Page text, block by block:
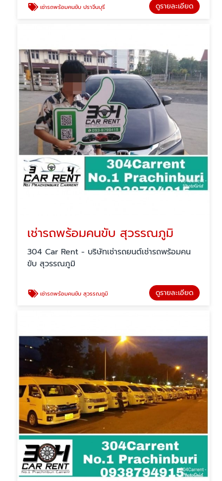
เช่ารถพร้อมคนขับ ปราจีนบุรี ดูรายละเอียด
เช่ารถพร้อมคนขับ สุวรรณภูมิ
304 Car Rent - บริษัทเช่ารถยนต์เช่ารถพร้อมคน
ขับ สุวรรณภูมิ
เช่ารถพร้อมคนขับ สุวรรณภูมิ ดูรายละเอียด